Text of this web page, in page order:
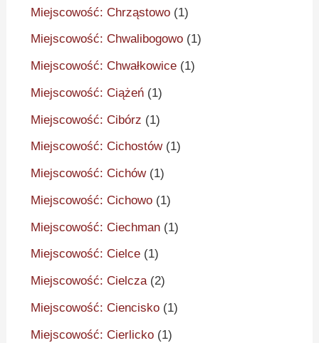
Miejscowość: Chrząstowo (1)
Miejscowość: Chwalibogowo (1)
Miejscowość: Chwałkowice (1)
Miejscowość: Ciążeń (1)
Miejscowość: Cibórz (1)
Miejscowość: Cichostów(1)
Miejscowość: Cichów(1)
Miejscowość: Cichowo (1)
Miejscowość: Ciechman (1)
Miejscowość: Cielce (1)
Miejscowość: Cielcza(2)
Miejscowość: Ciencisko (1)
Miejscowość: Cierlicko (1)